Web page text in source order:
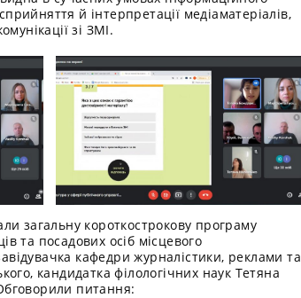
й інтерпретації медіаматеріалів,
зі ЗМІ.
загальну короткострокову програму
та посадових осіб місцевого
кафедри журналістики, реклами та
кандидатка філологічних наук Тетяна
питання: